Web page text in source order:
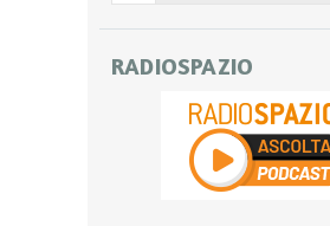
RADIOSPAZIO